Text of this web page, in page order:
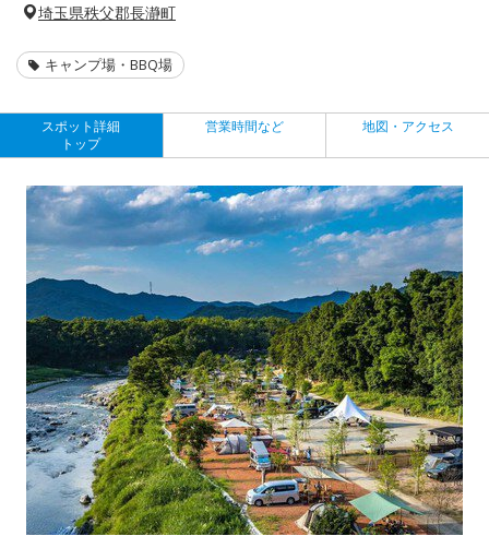
埼玉県秩父郡長瀞町
キャンプ場・BBQ場
スポット詳細
トップ
営業時間など 地図・アクセス